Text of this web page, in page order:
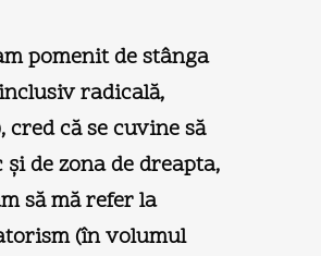
pomenit de stânga
radicală,
cred că se cuvine să
de zona de dreapta,
să mă refer la
(în volumul